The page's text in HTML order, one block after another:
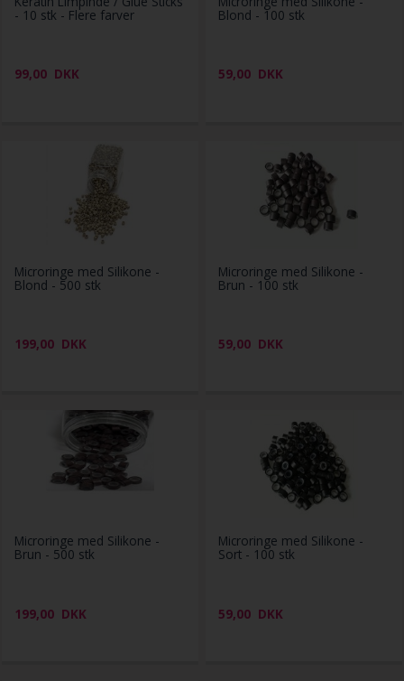
- 10 stk - Flere farver
99,00 DKK
Blond - 100 stk
59,00 DKK
Microringe med Silikone -
Blond - 500 stk
199,00 DKK
Microringe med Silikone -
Brun - 100 stk
59,00 DKK
Microringe med Silikone -
Brun - 500 stk
199,00 DKK
Microringe med Silikone -
Sort - 100 stk
59,00 DKK